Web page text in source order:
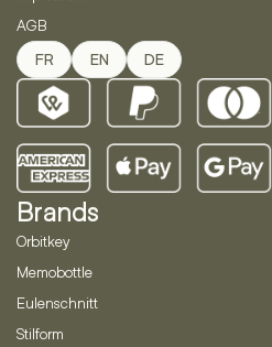
AGB
FR EN DE
Brands
Orbitkey
Memobottle
Eulenschnitt
Stilform